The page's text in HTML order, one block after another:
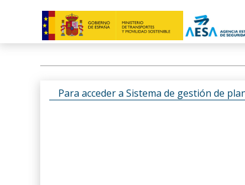
Para acceder a Sistema de gestión de